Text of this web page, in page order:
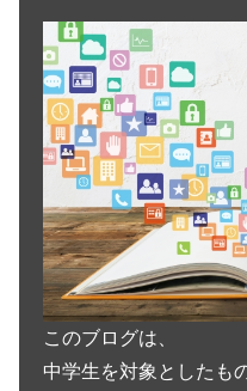
このブログは、
中学生を対象としたも